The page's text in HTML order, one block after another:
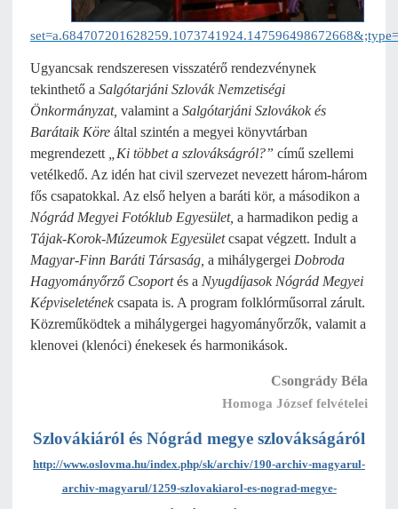
Ugyancsak rendszeresen visszatérő rendezvénynek
tekinthető a Salgótarjáni Szlovák Nemzetiségi
Önkormányzat, valamint a Salgótarjáni Szlovákok és
Barátaik Köre által szintén a megyei könyvtárban
megrendezett
„Ki többet a szlovákságról?” című szellemi
vetélkedő. Az idén hat civil szervezet nevezett három-három
fős csapatokkal. Az első helyen a baráti kör, a másodikon a
Nógrád Megyei Fotóklub Egyesület, a harmadikon pedig a
Tájak-Korok-Múzeumok Egyesületcsapat végzett. Indult a
Magyar-Finn Baráti Társaság, a mihálygergei Dobroda
Hagyományőrző Csoportés a Nyugdíjasok Nógrád Megyei
Képviseleténekcsapata is. A program folklórműsorral zárult.
Közreműködtek a mihálygergei hagyományőrzők, valamit a
klenovei (klenóci) énekesek és harmonikások.
Csongrády Béla
Homoga József felvételei
Szlovákiáról és Nógrád megye szlovákságáról
http://www.oslovma.hu/index.php/sk/archiv/190-archiv-magyarul-
archiv-magyarul/1259-szlovakiarol-es-nograd-megye-